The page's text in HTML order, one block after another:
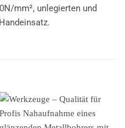
mm², unlegierten und